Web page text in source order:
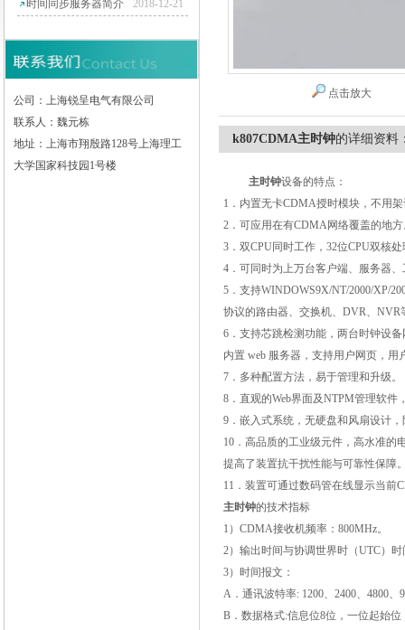
时间同步服务器简介 2018-12-21
公司：上海锐呈电气有限公司
联系人：魏元栋
地址：上海市翔殷路128号上海理工
大学国家科技园1号楼
点击放大
k807CDMA主时钟的详细资料
主时钟设备的特点：
1 ．内置无卡CDMA授时模块，不用
2 ． 可应用在有CDMA网络覆盖的地
3 ．双CPU同时工作， 32位CPU双核处
4 ．可同时为上万台客户端、服务器
5 ．支持WINDOWS9X/NT/2000/XP/
协议的路由器、交换机、 DVR、 NVR
6 ．支持芯跳检测功能，两台时钟设
内置 web 服务器，支持用户网页，用
7 ．多种配置方法，易于管理和升级。
8 ．直观的Web界面及NTPM管理软件
9 ．嵌入式系统，无硬盘和风扇设计
10 ．高品质的工业级元件，高水准
提高了装置抗干扰性能与可靠性保障
11 ．装置可通过数码管在线显示当前
主时钟的技术指标
1 ） CDMA接收机频率： 800MHz。
2）输出时间与协调世界时（UTC）
3）时间报文：
A ．通讯波特率: 1200、 2400、 4800、
B ．数据格式:信息位8位，一位起始位